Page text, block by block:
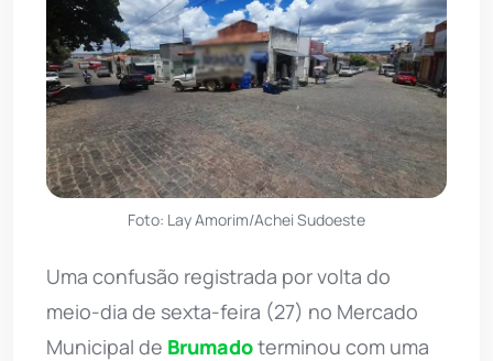
Foto: Lay Amorim/Achei Sudoeste
Uma confusão registrada por volta do
meio-dia de sexta-feira (27) no Mercado
Municipal de Brumadoterminou com uma